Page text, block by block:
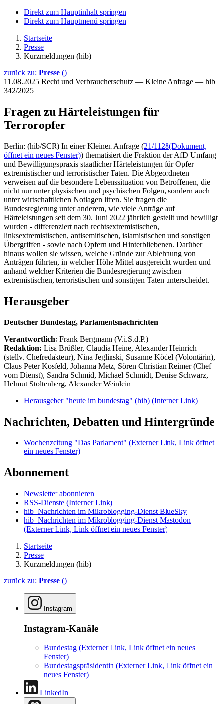
Direkt zum Hauptinhalt springen
Direkt zum Hauptmenü springen
Startseite
Presse
Kurzmeldungen (hib)
zurück zu: Presse ()
11.08.2025 Recht und Verbraucherschutz — Kleine Anfrage — hib
342/2025
Fragen zu Härteleistungen für
Terroropfer
Berlin: (hib/SCR) In einer Kleinen Anfrage (21/1128(Dokument,
öffnet ein neues Fenster)) thematisiert die Fraktion der AfD Umfang
und Bewilligungspraxis staatlicher Härteleistungen für Opfer
extremistischer und terroristischer Taten. Die Abgeordneten
verweisen auf die besondere Lebenssituation von Betroffenen, die
nicht nur unter physischen und psychischen Folgen, sondern auch
unter wirtschaftlichen Notlagen litten. Sie fragen die
Bundesregierung unter anderem, wie viele Anträge auf
Härteleistungen seit dem 30. Juni 2022 jährlich gestellt und bewilligt
wurden - differenziert nach rechtsextremistischen,
linksextremistischen, antisemitischen, islamistischen und sonstigen
Übergriffen - sowie nach Opfern und Hinterbliebenen. Darüber
hinaus wollen sie wissen, welche Gründe zur Ablehnung von
Anträgen führten, in welcher Höhe Mittel ausgereicht wurden und
anhand welcher Kriterien die Bundesregierung zwischen
extremistischen, terroristischen und sonstigen Taten unterscheidet.
Herausgeber
Deutscher Bundestag, Parlamentsnachrichten
Verantwortlich: Frank Bergmann (V.i.S.d.P.)
Redaktion: Lisa Brüßler, Claudia Heine, Alexander Heinrich
(stellv. Chefredakteur), Nina Jeglinski, Susanne Ködel (Volontärin),
Claus Peter Kosfeld, Johanna Metz, Sören Christian Reimer (Chef
vom Dienst), Sandra Schmid, Michael Schmidt, Denise Schwarz,
Helmut Stoltenberg, Alexander Weinlein
Herausgeber "heute im bundestag" (hib) (Interner Link)
Nachrichten, Debatten und Hintergründe
Wochenzeitung "Das Parlament" (Externer Link, Link öffnet
ein neues Fenster)
Abonnement
Newsletter abonnieren
RSS-Dienste (Interner Link)
hib_Nachrichten im Mikroblogging-Dienst BlueSky
hib_Nachrichten im Mikroblogging-Dienst Mastodon
(Externer Link, Link öffnet ein neues Fenster)
Startseite
Presse
Kurzmeldungen (hib)
zurück zu: Presse ()
Instagram
Instagram-Kanäle
Bundestag (Externer Link, Link öffnet ein neues
Fenster)
Bundestagspräsidentin (Externer Link, Link öffnet ein
neues Fenster)
LinkedIn